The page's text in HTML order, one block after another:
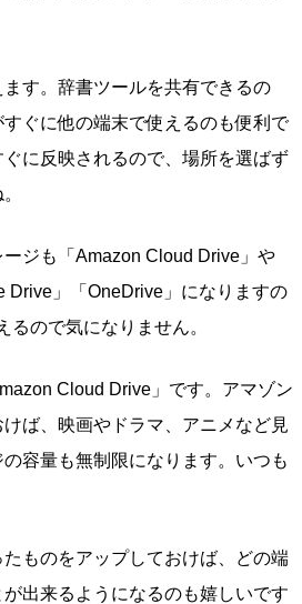
す。辞書ツールを共有できるの
ぐに他の端末で使えるのも便利で
に反映されるので、場所を選ばず
ジも「Amazon Cloud Drive」や
Drive」「OneDrive」になりますの
るので気になりません。
Cloud Drive」です。アマゾン
ば、映画やドラマ、アニメなど見
容量も無制限になります。いつも
ものをアップしておけば、どの端
出来るようになるのも嬉しいです